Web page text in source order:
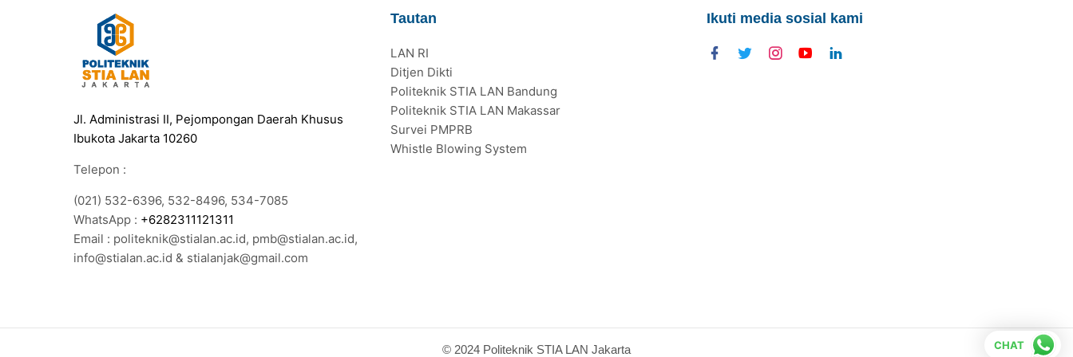
Jl. Administrasi II, Pejompongan Daerah Khusus
Ibukota Jakarta 10260
Telepon :
(021) 532-6396, 532-8496, 534-7085
WhatsApp : +6282311121311
Email : politeknik@stialan.ac.id, pmb@stialan.ac.id,
info@stialan.ac.id & stialanjak@gmail.com
Tautan
LAN RI
Ditjen Dikti
Politeknik STIA LAN Bandung
Politeknik STIA LAN Makassar
Survei PMPRB
Whistle Blowing System
Ikuti media sosial kami
© 2024 Politeknik STIA LAN Jakarta CHAT